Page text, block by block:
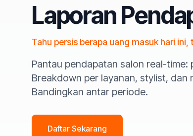
Laporan
Tahu persis berapa uang masuk hari
Pantau pendapatan salon real-time:
Breakdown per layanan, stylist, dan
Bandingkan antar periode.
Daftar Sekarang